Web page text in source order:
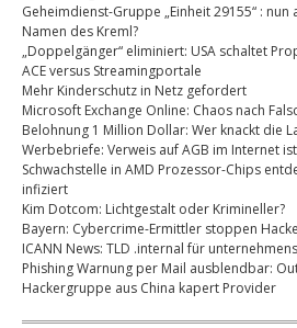
Geheimdienst-Gruppe „Einheit 29155“ :
Namen des Kreml?
„Doppelgänger“ eliminiert: USA schaltet
ACE versus Streamingportale
Mehr Kinderschutz in Netz gefordert
Microsoft Exchange Online: Chaos nach
Belohnung 1 Million Dollar: Wer knackt die
Werbebriefe: Verweis auf AGB im Internet
Schwachstelle in AMD Prozessor-Chips
infiziert
Kim Dotcom: Lichtgestalt oder Krimineller?
Bayern: Cybercrime-Ermittler stoppen
ICANN News: TLD .internal für
Phishing Warnung per Mail ausblendbar:
Hackergruppe aus China kapert Provider